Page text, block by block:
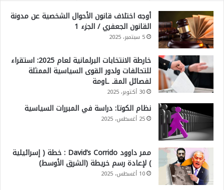
أوجه اختلاف قانون الأحوال الشخصية عن مدونة
القانون الجعفري / الجزء 1
5 سبتمبر، 2025
خارطة الانتخابات البرلمانية لعام 2025: استقراء
للتحالفات ولدور القوى السياسية الممثلة
لفصائل المقـ ـاومة
30 أكتوبر، 2025
نظام الكوتا: دراسة في المبررات السياسية
25 أغسطس، 2025
ممر داوود David’s Corrido : خطة ( إسرائيلية
) لإعادة رسم خريطة (الشرق الأوسط)
10 أغسطس، 2025